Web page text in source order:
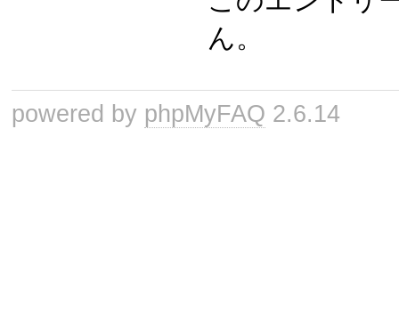
ん。
powered by phpMyFAQ 2.6.14